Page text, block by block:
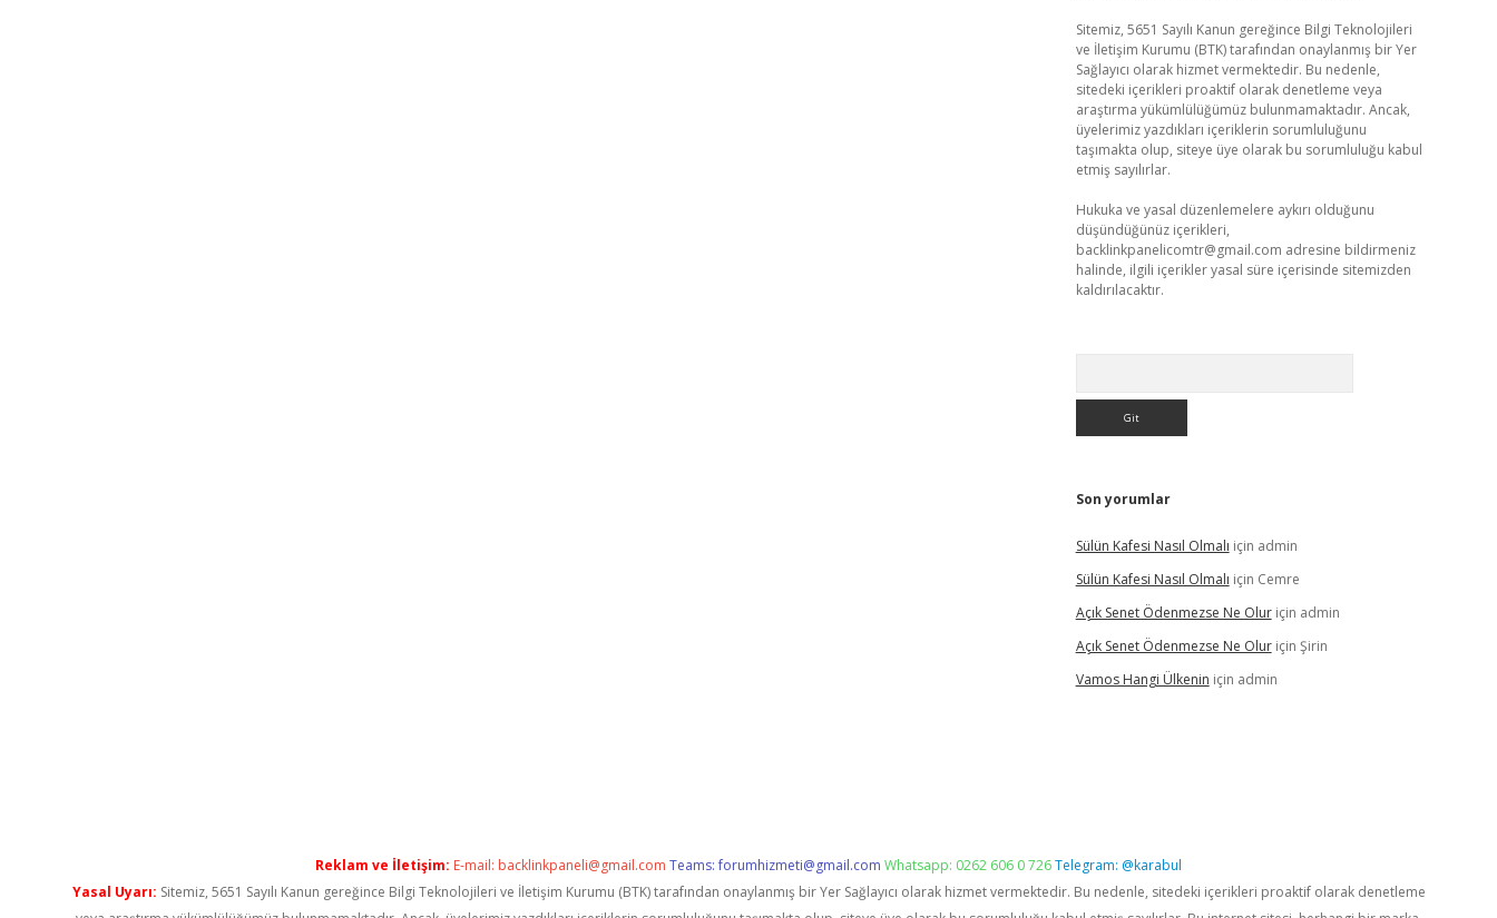
Sitemiz, 5651 Sayılı Kanun gereğince Bilgi Teknolojileri
ve İletişim Kurumu (BTK) tarafından onaylanmış bir Yer
Sağlayıcı olarak hizmet vermektedir. Bu nedenle,
sitedeki içerikleri proaktif olarak denetleme veya
araştırma yükümlülüğümüz bulunmamaktadır. Ancak,
üyelerimiz yazdıkları içeriklerin sorumluluğunu
taşımakta olup, siteye üye olarak bu sorumluluğu kabul
etmiş sayılırlar.
Hukuka ve yasal düzenlemelere aykırı olduğunu
düşündüğünüz içerikleri,
backlinkpanelicomtr@gmail.com adresine bildirmeniz
halinde, ilgili içerikler yasal süre içerisinde sitemizden
kaldırılacaktır.
Son yorumlar
Sülün Kafesi Nasıl Olmalı için admin
Sülün Kafesi Nasıl Olmalı için Cemre
Açık Senet Ödenmezse Ne Oluriçin admin
Açık Senet Ödenmezse Ne Oluriçin Şirin
Vamos Hangi Ülkenin için admin
Reklam ve İletişim: E-mail: backlinkpaneli@gmail.com Teams:forumhizmeti@gmail.com Whatsapp: 0262 606 0 726Telegram: @karabul
Yasal Uyarı: Sitemiz, 5651 Sayılı Kanun gereğince Bilgi Teknolojileri ve İletişim Kurumu (BTK) tarafından onaylanmış bir Yer Sağlayıcı olarak hizmet vermektedir. Bu nedenle, sitedeki içerikleri proaktif olarak denetleme